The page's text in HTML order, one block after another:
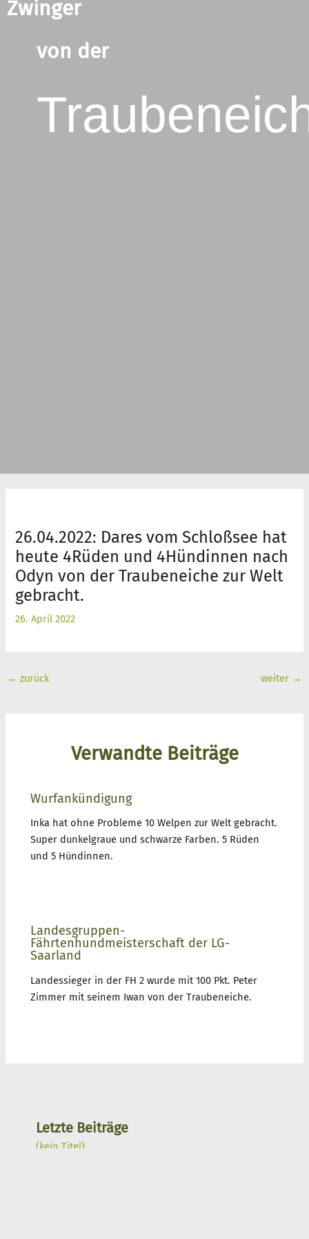
Zwinger
von der
26.04.2022: Dares vom Schloßsee hat
heute 4Rüden und 4Hündinnen nach
Odyn von der Traubeneiche zur Welt
gebracht.
26. April 2022
← zurück weiter →
Verwandte Beiträge
Wurfankündigung
Inka hat ohne Probleme 10 Welpen zur Welt gebracht.
Super dunkelgraue und schwarze Farben. 5 Rüden
und 5 Hündinnen.
Landesgruppen-
Fährtenhundmeisterschaft der LG-
Saarland
Landessieger in der FH 2 wurde mit 100 Pkt. Peter
Zimmer mit seinem Iwan von der Traubeneiche.
Letzte Beiträge
(kein Titel)